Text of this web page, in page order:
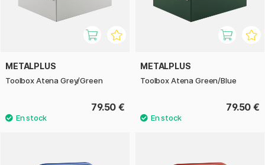
METALPLUS
Toolbox Atena Grey/Green
79.50 €
METALPLUS
Toolbox Atena Green/Blue
79.50 €